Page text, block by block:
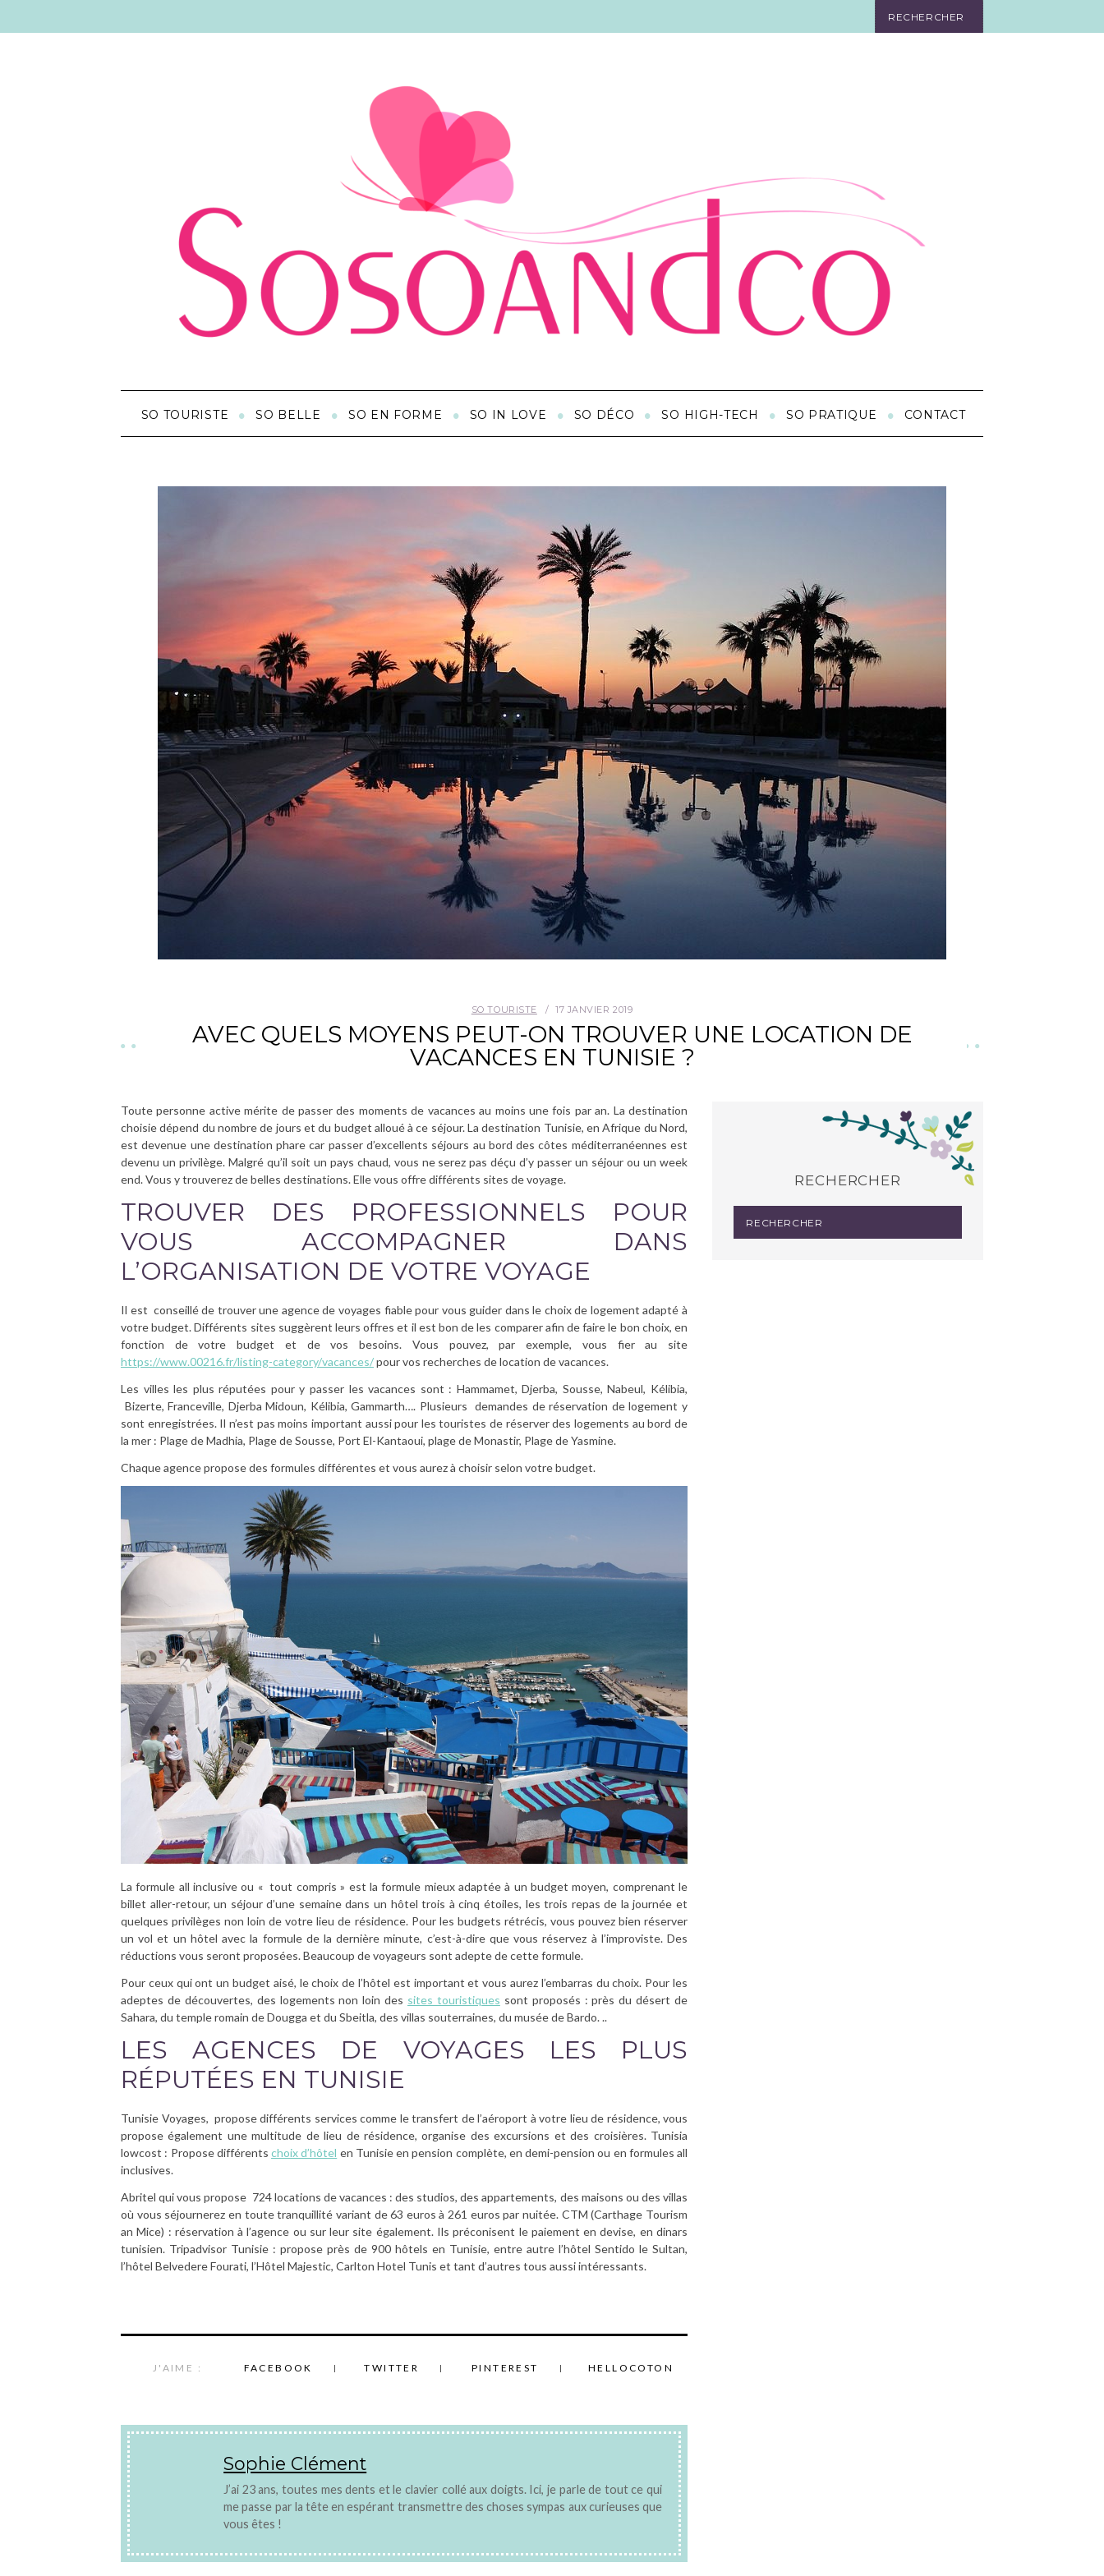
SO TOURISTE SO BELLE SO EN FORME SO IN LOVE SO DÉCO SO HIGH-TECH SO PRATIQUE CONTACT
SO TOURISTE 17 JANVIER 2019
AVEC QUELS MOYENS PEUT-ON TROUVER UNE LOCATION DE
VACANCES EN TUNISIE ?
Toute personne active mérite de passer des moments de vacances au moins une fois par an. La destination
choisie dépend du nombre de jours et du budget alloué à ce séjour. La destination Tunisie, en Afrique du Nord,
est devenue une destination phare car passer d’excellents séjours au bord des côtes méditerranéennes est
devenu un privilège. Malgré qu’il soit un pays chaud, vous ne serez pas déçu d’y passer un séjour ou un week
end. Vous y trouverez de belles destinations. Elle vous offre différents sites de voyage.
TROUVER DES PROFESSIONNELS POUR
VOUS ACCOMPAGNER DANS
L’ORGANISATION DE VOTRE VOYAGE
Il est conseillé de trouver une agence de voyages fiable pour vous guider dans le choix de logement adapté à
votre budget. Différents sites suggèrent leurs offres et il est bon de les comparer afin de faire le bon choix, en
fonction de votre budget et de vos besoins. Vous pouvez, par exemple, vous fier au site
https://www.00216.fr/listing-category/vacances/pour vos recherches de location de vacances.
Les villes les plus réputées pour y passer les vacances sont : Hammamet, Djerba, Sousse, Nabeul, Kélibia,
Bizerte, Franceville, Djerba Midoun, Kélibia, Gammarth…. Plusieurs demandes de réservation de logement y
sont enregistrées. Il n’est pas moins important aussi pour les touristes de réserver des logements au bord de
la mer : Plage de Madhia, Plage de Sousse, Port El-Kantaoui, plage de Monastir, Plage de Yasmine.
Chaque agence propose des formules différentes et vous aurez à choisir selon votre budget.
La formule all inclusive ou « tout compris » est la formule mieux adaptée à un budget moyen, comprenant le
billet aller-retour, un séjour d’une semaine dans un hôtel trois à cinq étoiles, les trois repas de la journée et
quelques privilèges non loin de votre lieu de résidence. Pour les budgets rétrécis, vous pouvez bien réserver
un vol et un hôtel avec la formule de la dernière minute, c’est-à-dire que vous réservez à l’improviste. Des
réductions vous seront proposées. Beaucoup de voyageurs sont adepte de cette formule.
Pour ceux qui ont un budget aisé, le choix de l’hôtel est important et vous aurez l’embarras du choix. Pour les
adeptes de découvertes, des logements non loin des sites touristiques sont proposés : près du désert de
Sahara, du temple romain de Dougga et du Sbeitla, des villas souterraines, du musée de Bardo. ..
LES AGENCES DE VOYAGES LES PLUS
RÉPUTÉES EN TUNISIE
Tunisie Voyages, propose différents services comme le transfert de l’aéroport à votre lieu de résidence, vous
propose également une multitude de lieu de résidence, organise des excursions et des croisières. Tunisia
lowcost : Propose différents choix d’hôtel en Tunisie en pension complète, en demi-pension ou en formules all
inclusives.
Abritel qui vous propose 724 locations de vacances : des studios, des appartements, des maisons ou des villas
où vous séjournerez en toute tranquillité variant de 63 euros à 261 euros par nuitée. CTM (Carthage Tourism
an Mice) : réservation à l’agence ou sur leur site également. Ils préconisent le paiement en devise, en dinars
tunisien. Tripadvisor Tunisie : propose près de 900 hôtels en Tunisie, entre autre l’hôtel Sentido le Sultan,
l’hôtel Belvedere Fourati, l’Hôtel Majestic, Carlton Hotel Tunis et tant d’autres tous aussi intéressants.
J'AIME : FACEBOOK TWITTER PINTEREST HELLOCOTON
Sophie Clément
J’ai 23 ans, toutes mes dents et le clavier collé aux doigts. Ici, je parle de tout ce qui
me passe par la tête en espérant transmettre des choses sympas aux curieuses que
vous êtes !
RECHERCHER